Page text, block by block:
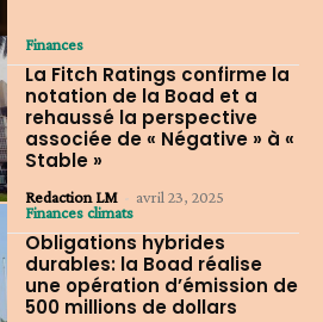
Finances
La Fitch Ratings confirme la
notation de la Boad et a
rehaussé la perspective
associée de « Négative » à «
Stable »
Redaction LM - avril 23, 2025
Finances climats
Obligations hybrides
durables: la Boad réalise
une opération d’émission de
500 millions de dollars